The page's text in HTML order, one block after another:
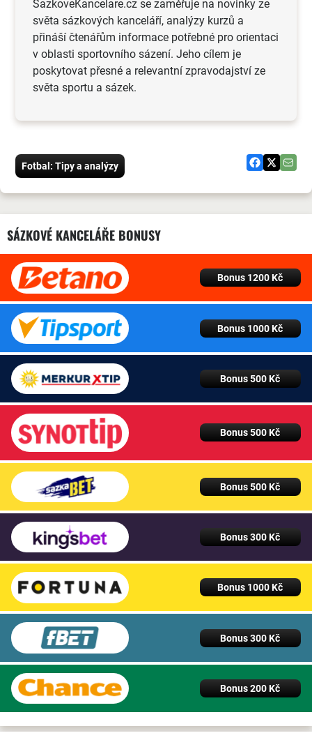
SazkoveKancelare.cz se zaměřuje na novinky ze
světa sázkových kanceláří, analýzy kurzů a
přináší čtenářům informace potřebné pro orientaci
v oblasti sportovního sázení. Jeho cílem je
poskytovat přesné a relevantní zpravodajství ze
světa sportu a sázek.
Fotbal: Tipy a analýzy
SÁZKOVÉ KANCELÁŘE BONUSY
Bonus 1200 Kč
Bonus 1000 Kč
Bonus 500 Kč
Bonus 500 Kč
Bonus 500 Kč
Bonus 300 Kč
Bonus 1000 Kč
Bonus 300 Kč
Bonus 200 Kč